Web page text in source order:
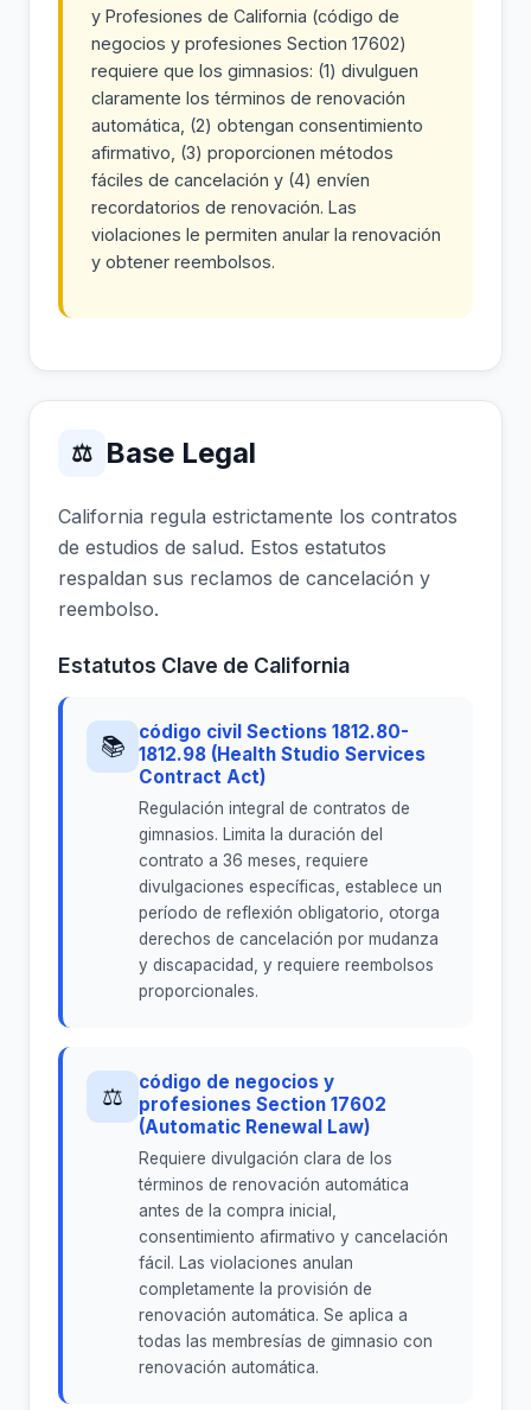
y Profesiones de California (código de
negocios y profesiones Section 17602)
requiere que los gimnasios: (1) divulguen
claramente los términos de renovación
automática, (2) obtengan consentimiento
afirmativo, (3) proporcionen métodos
fáciles de cancelación y (4) envíen
recordatorios de renovación. Las
violaciones le permiten anular la renovación
y obtener reembolsos.
⚖ Base Legal
California regula estrictamente los contratos
de estudios de salud. Estos estatutos
respaldan sus reclamos de cancelación y
reembolso.
Estatutos Clave de California
📚
código civil Sections 1812.80-
1812.98 (Health Studio Services
Contract Act)
Regulación integral de contratos de
gimnasios. Limita la duración del
contrato a 36 meses, requiere
divulgaciones específicas, establece un
período de reflexión obligatorio, otorga
derechos de cancelación por mudanza
y discapacidad, y requiere reembolsos
proporcionales.
⚖
código de negocios y
profesiones Section 17602
(Automatic Renewal Law)
Requiere divulgación clara de los
términos de renovación automática
antes de la compra inicial,
consentimiento afirmativo y cancelación
fácil. Las violaciones anulan
completamente la provisión de
renovación automática. Se aplica a
todas las membresías de gimnasio con
renovación automática.